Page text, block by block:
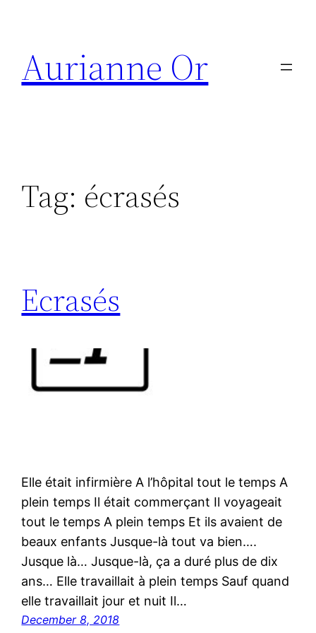
content
Aurianne Or
Tag: écrasés
Ecrasés
Elle était infirmière A l’hôpital tout le temps A
plein temps Il était commerçant Il voyageait
tout le temps A plein temps Et ils avaient de
beaux enfants Jusque-là tout va bien….
Jusque là… Jusque-là, ça a duré plus de dix
ans… Elle travaillait à plein temps Sauf quand
elle travaillait jour et nuit Il…
December 8, 2018